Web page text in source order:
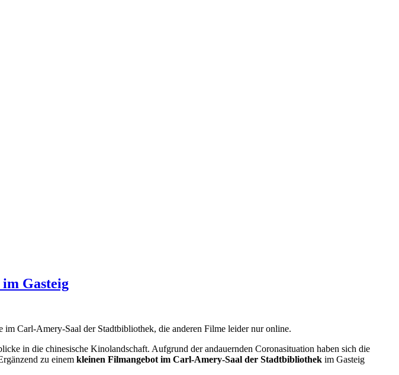
Gasteig
Carl-Amery-Saal der Stadtbibliothek, die anderen Filme leider nur online.
in die chinesische Kinolandschaft. Aufgrund der andauernden Coronasituation haben sich die
zu einem kleinen Filmangebot im Carl-Amery-Saal der Stadtbibliothek im Gasteig